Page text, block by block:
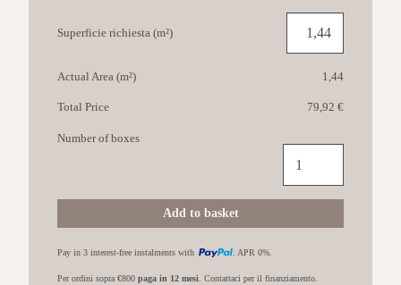
Superficie richiesta (m²)
Actual Area (m²) 1,44
Total Price 79,92 €
CART
60x120
Add to basket
Number of boxes
Pay in 3 interest-free instalments with . APR 0%.
Per ordini sopra €800 paga in 12 mesi. Contattaci per il finanziamento.